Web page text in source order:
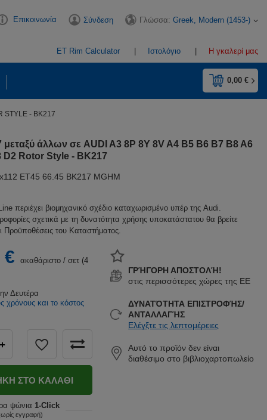
Επικοινωνία Σύνδεση Γλώσσα: Greek, Modern (1453-)
ET Rim Calculator Ιστολόγιο Η γκαλερί μας
0,00 €
STYLE - BK217
μεταξύ άλλων σε AUDI A3 8P 8Y 8V A4 B5 B6 B7 B8 A6
D2 Rotor Style - BK217
ET45 66.45 BK217 MGHM
περιέχει βιομηχανικό σχέδιο καταχωρισμένο υπέρ της Audi.
σχετικά με τη δυνατότητα χρήσης υποκατάστατου θα βρείτε
Προϋποθέσεις του Καταστήματος.
€ ακαθάριστο /σετ (4
Δευτέρα
χρόνους και το κόστος
+
ΣΤΟ ΚΑΛΆΘΙ
ψώνια 1-Click
εγγραφή)
ΓΡΉΓΟΡΗ ΑΠΟΣΤΟΛΉ!
στις περισσότερες χώρες της ΕΕ
ΔΥΝΑΤΌΤΗΤΑ ΕΠΙΣΤΡΟΦΉΣ/
ΑΝΤΑΛΛΑΓΉΣ
Ελέγξτε τις λεπτομέρειες
Αυτό το προϊόν δεν είναι
διαθέσιμο στο βιβλιοχαρτοπωλείο